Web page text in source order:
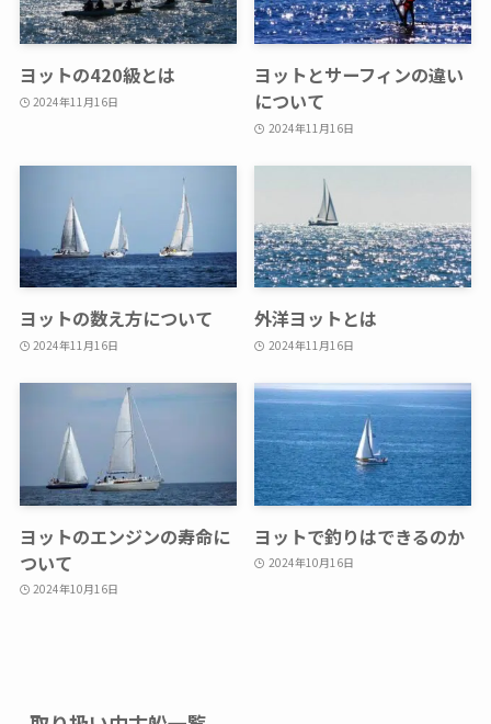
ヨットの420級とは
2024年11月16日
ヨットとサーフィンの違い
について
2024年11月16日
ヨットの数え方について
2024年11月16日
外洋ヨットとは
2024年11月16日
ヨットのエンジンの寿命に
ついて
2024年10月16日
ヨットで釣りはできるのか
2024年10月16日